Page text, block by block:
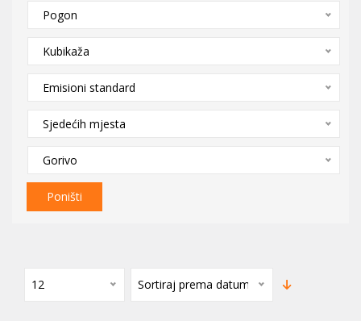
Pogon
Kubikaža
Emisioni standard
Sjedećih mjesta
Gorivo
Poništi
12 Sortiraj prema datumu